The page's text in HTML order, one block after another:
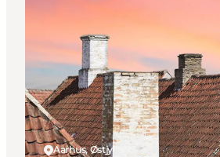
Aarhus, Østjylland